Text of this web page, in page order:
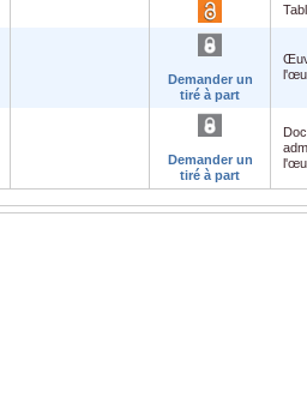
Demander un
tiré à part
Demander un
tiré à part